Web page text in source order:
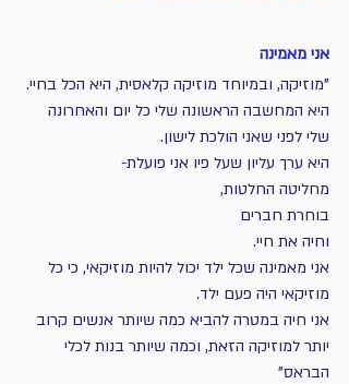
אני מאמינה
"מוזיקה, ובמיוחד מוזיקה קלאסית, היא הכל בחיי.
היא המחשבה הראשונה שלי כל יום והאחרונה
שלי לפני שאני הולכת לישון.
היא ערך עליון שעל פיו אני פועלת-
מחליטה החלטות,
בוחרת חברים
וחיה את חיי.
אני מאמינה שכל ילד יכול להיות מוזיקאי, כי כל
מוזיקאי היה פעם ילד.
אני חיה במטרה להביא כמה שיותר אנשים קרוב
יותר למוזיקה הזאת, וכמה שיותר בנות לכלי
הבראס"